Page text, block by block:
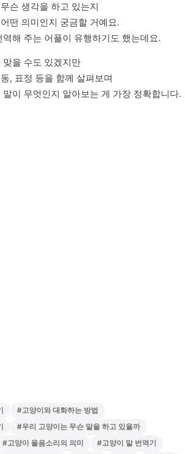
슨 생각을 하고 있는지
떤 의미인지 궁금할 거예요.
해 주는 어플이 유행하기도 했는데요.
을 수도 있겠지만
, 표정 등을 함께 살펴보며
이 무엇인지 알아보는 게 가장 정확합니다.
#고양이와 대화하는 방법
#우리 고양이는 무슨 말을 하고 있을까
#고양이 울음소리의 의미 #고양이 말 번역기